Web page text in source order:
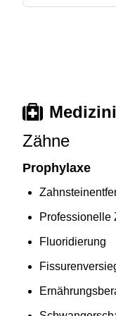
Zähne
Prophylaxe
Professionelle
Fluoridierung